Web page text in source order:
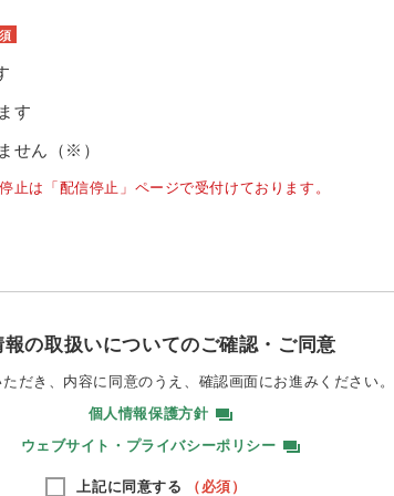
す
せん（※）
止は「配信停止」ページで受付けております。
報の取扱いについてのご確認・ご同意
だき、内容に同意のうえ、 確認画面にお進みください。
個人情報保護方針
ウェブサイト・プライバシーポリシー
上記に同意する （必須）